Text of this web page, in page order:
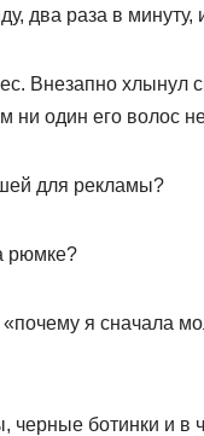
два раза в минуту,
Внезапно хлынул
ни один его волос
для рекламы?
рюмке?
я сначала
ботинки и в